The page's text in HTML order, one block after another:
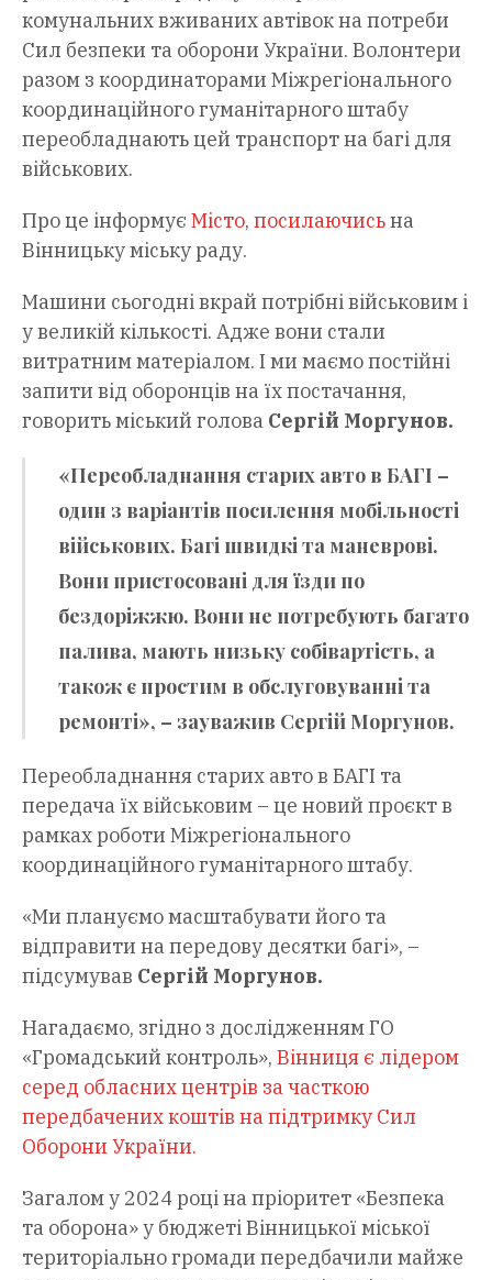
комунальних вживаних автівок на потреби
Сил безпеки та оборони України. Волонтери
разом з координаторами Міжрегіонального
координаційного гуманітарного штабу
переобладнають цей транспорт на багі для
військових.
Про це інформує Місто, посилаючисьна
Вінницьку міську раду.
Машини сьогодні вкрай потрібні військовим і
у великій кількості. Адже вони стали
витратним матеріалом. І ми маємо постійні
запити від оборонців на їх постачання,
говорить міський голова Сергій Моргунов.
«Переобладнання старих авто в БАГІ –
один з варіантів посилення мобільності
військових. Багі швидкі та маневрові.
Вони пристосовані для їзди по
бездоріжжю. Вони не потребують багато
палива, мають низьку собівартість, а
також є простим в обслуговуванні та
ремонті», – зауважив Сергій Моргунов.
Переобладнання старих авто в БАГІ та
передача їх військовим – це новий проєкт в
рамках роботи Міжрегіонального
координаційного гуманітарного штабу.
«Ми плануємо масштабувати його та
відправити на передову десятки багі», –
підсумував Сергій Моргунов.
Нагадаємо, згідно з дослідженням ГО
«Громадський контроль», Вінниця є лідером
серед обласних центрів за часткою
передбачених коштів на підтримку Сил
Оборони України.
Загалом у 2024 році на пріоритет «Безпека
та оборона» у бюджеті Вінницької міської
територіально громади передбачили майже